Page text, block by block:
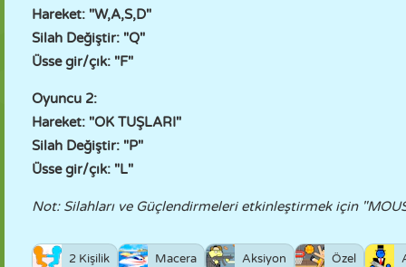
Hareket: "W,A,S,D"
Silah Değiştir: "Q"
Üsse gir/çık: "F"
Oyuncu 2:
Hareket: "OK TUŞLARI"
Silah Değiştir: "P"
Üsse gir/çık: "L"
Not: Silahları ve Güçlendirmeleri etkinleştirmek için
2 Kişilik Macera Aksiyon Özel